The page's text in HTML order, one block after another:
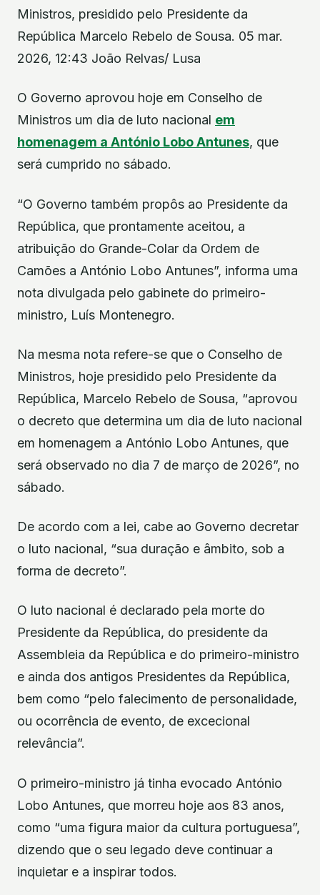
Ministros, presidido pelo Presidente da
República Marcelo Rebelo de Sousa. 05 mar.
2026, 12:43 João Relvas/ Lusa
O Governo aprovou hoje em Conselho de
Ministros um dia de luto nacional em
homenagem a António Lobo Antunes, que
será cumprido no sábado.
“O Governo também propôs ao Presidente da
República, que prontamente aceitou, a
atribuição do Grande-Colar da Ordem de
Camões a António Lobo Antunes”, informa uma
nota divulgada pelo gabinete do primeiro-
ministro, Luís Montenegro.
Na mesma nota refere-se que o Conselho de
Ministros, hoje presidido pelo Presidente da
República, Marcelo Rebelo de Sousa, “aprovou
o decreto que determina um dia de luto nacional
em homenagem a António Lobo Antunes, que
será observado no dia 7 de março de 2026”, no
sábado.
De acordo com a lei, cabe ao Governo decretar
o luto nacional, “sua duração e âmbito, sob a
forma de decreto”.
O luto nacional é declarado pela morte do
Presidente da República, do presidente da
Assembleia da República e do primeiro-ministro
e ainda dos antigos Presidentes da República,
bem como “pelo falecimento de personalidade,
ou ocorrência de evento, de excecional
relevância”.
O primeiro-ministro já tinha evocado António
Lobo Antunes, que morreu hoje aos 83 anos,
como “uma figura maior da cultura portuguesa”,
dizendo que o seu legado deve continuar a
inquietar e a inspirar todos.